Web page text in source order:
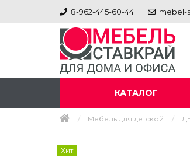
8-962-445-60-44 mebel-
КАТАЛОГ
Мебель для детской
Хит